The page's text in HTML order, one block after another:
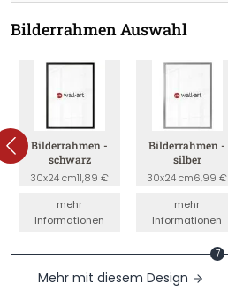
Bilderrahmen Auswahl
Bilderrahmen -
schwarz
30x24 cm11,89 €
mehr
Informationen
Bilderrahmen -
silber
30x24 cm6,99 €
mehr
Informationen
Mehr mit diesem Design
7